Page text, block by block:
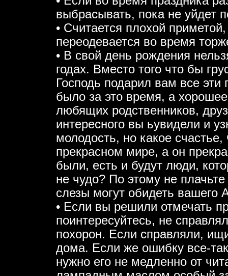
выбрасывать, пока не уйдет
• Считается плохой
переодевается во время
• В свой день рождения
годах. Вместо того что бы
Господь подарил вам все эти
было за это время, а
любящих родственников,
интересного вы ьувидели и
молодость, но какое
прекрасном мире, а он
были, есть и будут люди,
не чудо? По этому не
слезы могут обидеть вашего
• Если вы решили отмечать
поинтересуйтесь, не
похорон. Если справляли,
дома. Если же ошибку все-
нужно его не медленно от